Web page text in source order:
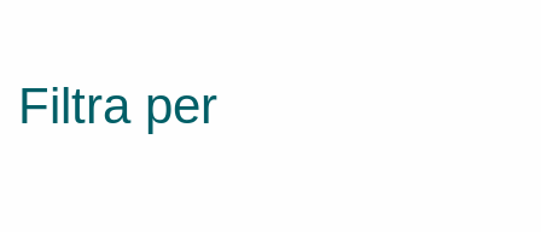
Filtra per